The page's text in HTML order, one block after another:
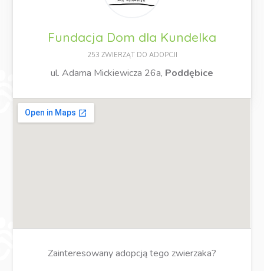
Fundacja Dom dla Kundelka
253 ZWIERZĄT DO ADOPCJI
ul. Adama Mickiewicza 26a, Poddębice
Zainteresowany adopcją tego zwierzaka?